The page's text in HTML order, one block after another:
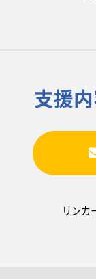
支援
リンカ